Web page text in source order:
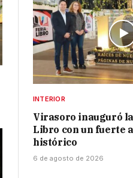
INTERIOR
Virasoro inauguró
Libro con un fuerte
histórico
6 de agosto de 2026